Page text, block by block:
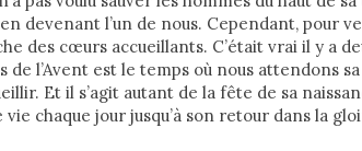
devenant l’un de nous. Cependant, pour
des cœurs accueillants. C’était vrai il y a
de l’Avent est le temps où nous attendons
Et il s’agit autant de la fête de sa
chaque jour jusqu’à son retour dans la